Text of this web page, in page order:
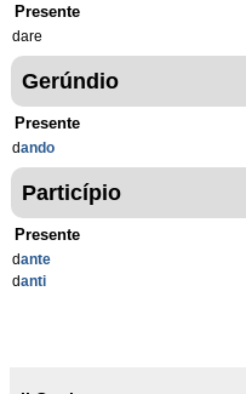
Presente
dare
Gerúndio
Presente
dando
Particípio
Presente
dante
danti